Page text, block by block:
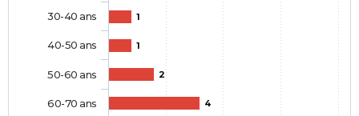
1
1
2
4
30-40 ans
40-50 ans
50-60 ans
60-70 ans